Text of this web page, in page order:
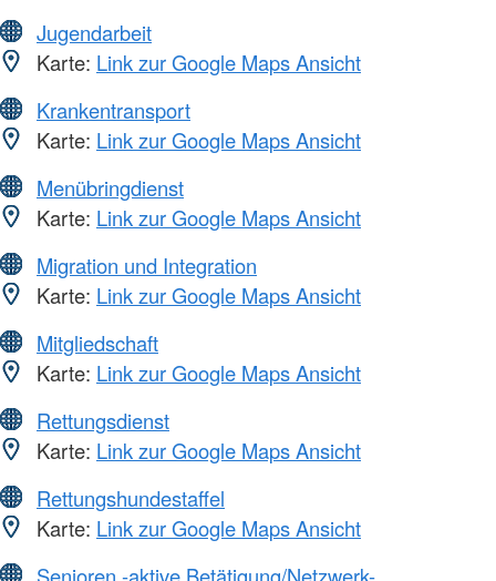
Jugendarbeit
Karte: Link zur Google Maps Ansicht
Krankentransport
Karte: Link zur Google Maps Ansicht
Menübringdienst
Karte: Link zur Google Maps Ansicht
Migration und Integration
Karte: Link zur Google Maps Ansicht
Mitgliedschaft
Karte: Link zur Google Maps Ansicht
Rettungsdienst
Karte: Link zur Google Maps Ansicht
Rettungshundestaffel
Karte: Link zur Google Maps Ansicht
Senioren -aktive Betätigung/Netzwerk-